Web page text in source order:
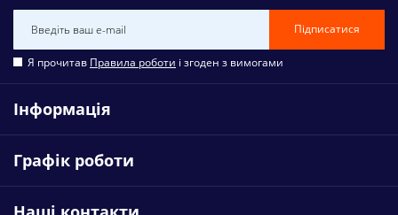
Підписатися
Я прочитав Правила роботи і згоден з вимогами
Інформація
Графік роботи